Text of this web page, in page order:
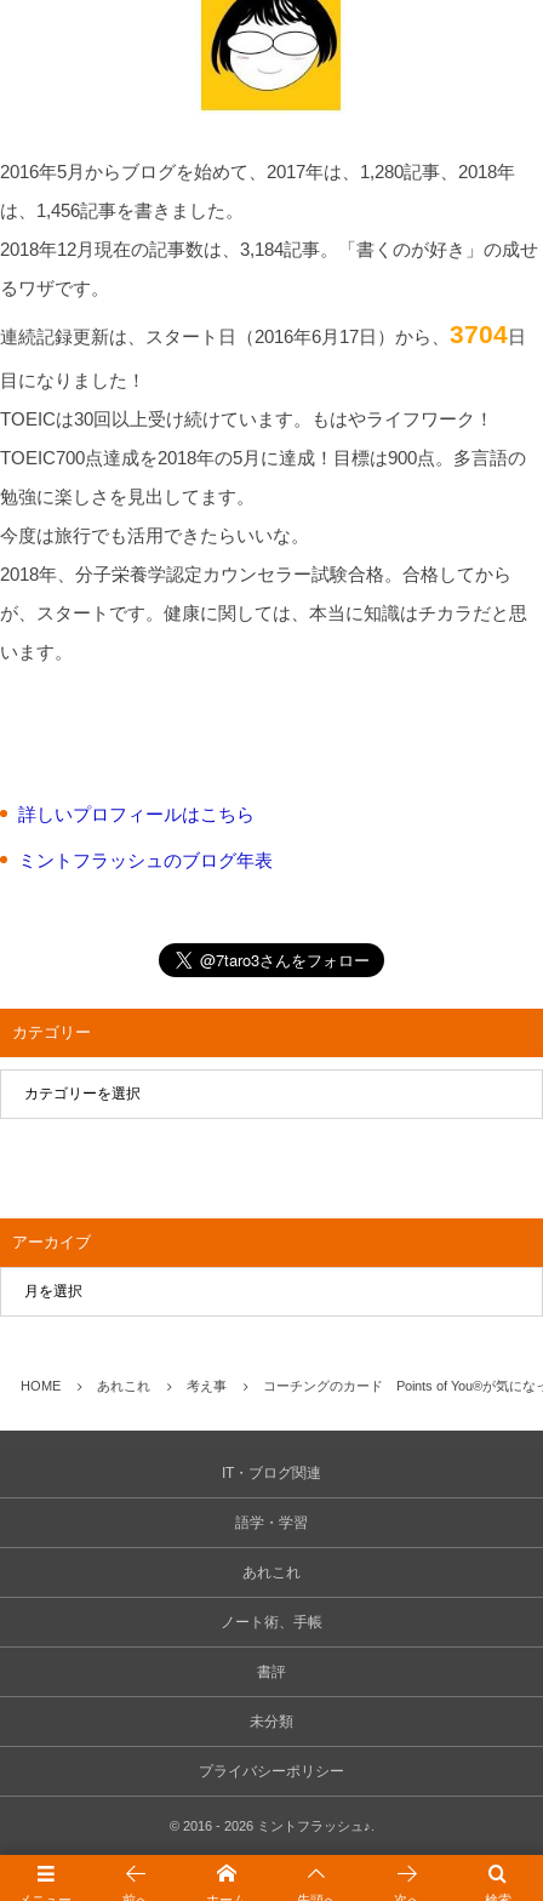
2016年5月からブログを始めて、2017年は、1,280記事、2018年
は、1,456記事を書きました。
2018年12月現在の記事数は、3,184記事。「書くのが好き」の成せ
るワザです。
連続記録更新は、スタート日（2016年6月17日）から、 3704日
目になりました！
TOEICは30回以上受け続けています。もはやライフワーク！
TOEIC700点達成を2018年の5月に達成！目標は900点。多言語の
勉強に楽しさを見出してます。
今度は旅行でも活用できたらいいな。
2018年、分子栄養学認定カウンセラー試験合格。合格してから
が、スタートです。健康に関しては、本当に知識はチカラだと思
います。
詳しいプロフィールはこちら
ミントフラッシュのブログ年表
カテゴリー
アーカイブ
HOME あれこれ 考え事 コーチングのカード Points of You®︎が気にな
IT・ブログ関連
語学・学習
あれこれ
ノート術、手帳
書評
未分類
プライバシーポリシー
© 2016 - 2026 ミントフラッシュ♪